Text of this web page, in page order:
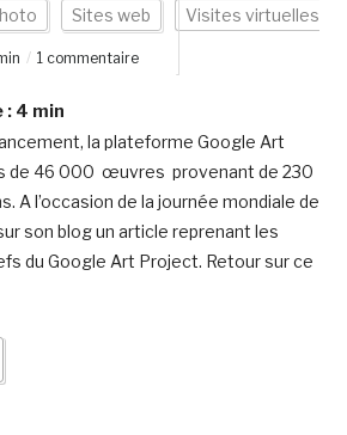
Sites web Visites virtuelles
1 commentaire
: 4 min
la plateforme Google Art
de 46 000 œuvres provenant de 230
A l’occasion de la journée mondiale de
son blog un article reprenant les
du Google Art Project. Retour sur ce